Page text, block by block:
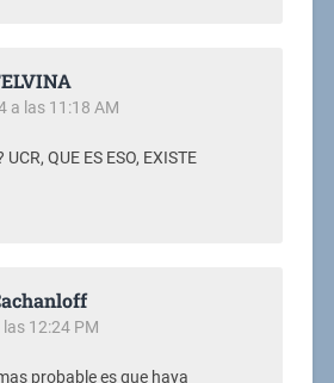
a las 11:18 AM
UCR, QUE ES ESO, EXISTE
12:24 PM
probable es que haya